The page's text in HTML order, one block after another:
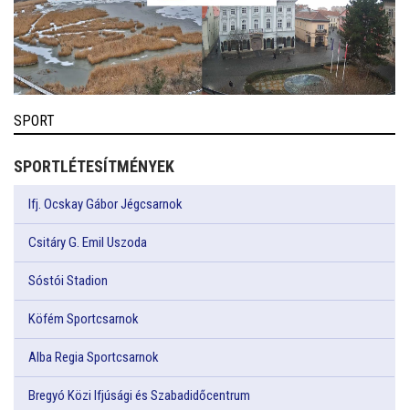
SPORT
SPORTLÉTESÍTMÉNYEK
Ifj. Ocskay Gábor Jégcsarnok
Csitáry G. Emil Uszoda
Sóstói Stadion
Köfém Sportcsarnok
Alba Regia Sportcsarnok
Bregyó Közi Ifjúsági és Szabadidőcentrum